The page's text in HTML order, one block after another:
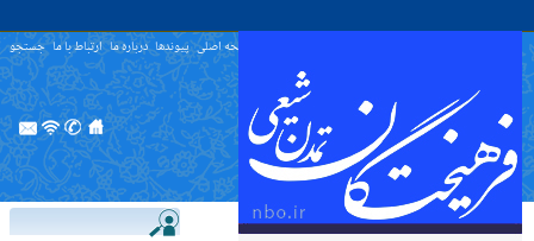
صفحه اصلی پیوندها درباره ما ارتباط با ما جستجو